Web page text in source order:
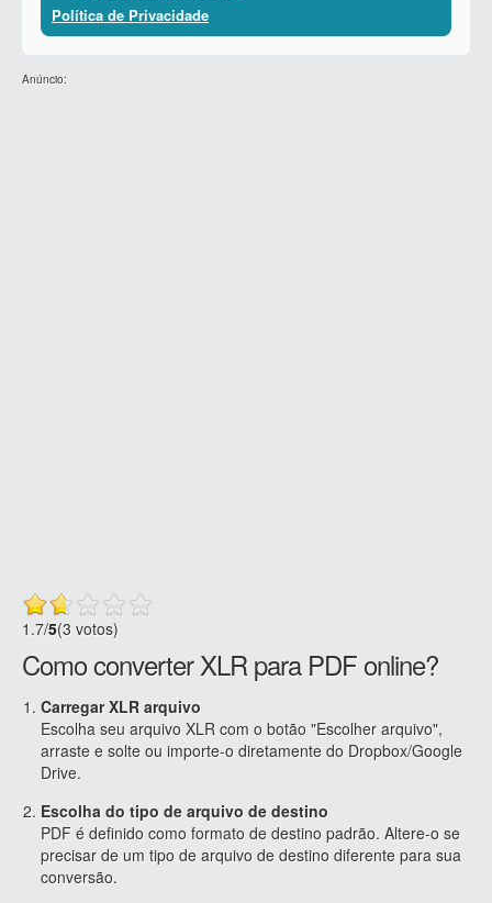
Política de Privacidade
Anúncio:
1.7/5(3 votos)
Como converter XLR para PDF online?
Carregar XLR arquivo
Escolha seu arquivo XLR com o botão "Escolher arquivo",
arraste e solte ou importe-o diretamente do Dropbox/Google
Drive.
Escolha do tipo de arquivo de destino
PDF é definido como formato de destino padrão. Altere-o se
precisar de um tipo de arquivo de destino diferente para sua
conversão.